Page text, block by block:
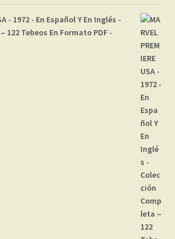
- 1972 - En Español Y En Inglés -
122 Tebeos En Formato PDF -